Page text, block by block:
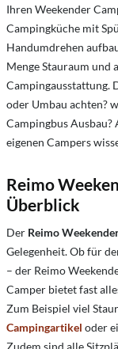
Ihren Weekender
Campingküche mit
Handumdrehen
Menge Stauraum und
Campingausstattung.
oder Umbau achten?
Campingbus Ausbau?
eigenen Campers
Reimo
Überblick
Der Reimo
Gelegenheit. Ob für
– der Reimo
Camper bietet fast
Zum Beispiel viel
Campingartikel oder
Zudem sind alle